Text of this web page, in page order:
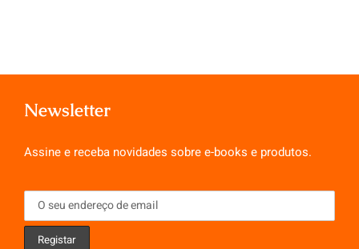
Newsletter
Assine e receba novidades sobre e-books e produtos.